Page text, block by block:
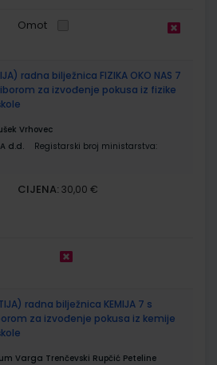
Omot
radna bilježnica FIZIKA OKO NAS 7
za izvođenje pokusa iz fizike
Vrhovec
d.d.
Registarski broj ministarstva:
CIJENA: 30,00 €
radna bilježnica KEMIJA 7 s
za izvođenje pokusa iz kemije
Varga Trenčevski Rupčić Peteline